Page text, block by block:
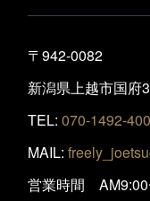
〒942-0082
新潟県上越市国
TEL: 070-1492-
MAIL:
営業時間 AM9:00